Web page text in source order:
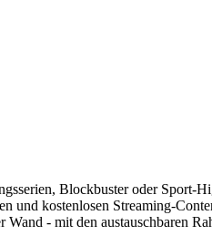
Blockbuster oder Sport-
und kostenlosen Streaming-
- mit den austauschbaren